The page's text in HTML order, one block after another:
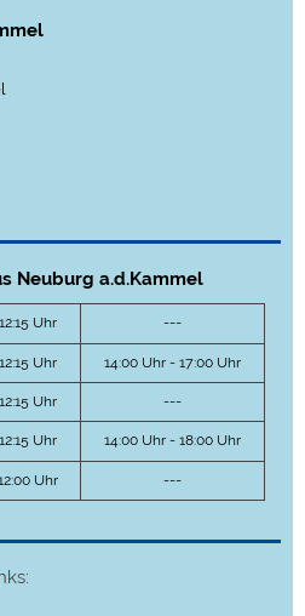
Neuburg a.d.Kammel
Uhr ---
Uhr 14:00 Uhr - 17:00 Uhr
Uhr ---
Uhr 14:00 Uhr - 18:00 Uhr
Uhr ---